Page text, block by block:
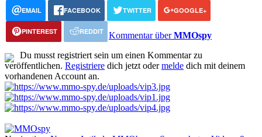
EMAIL FACEBOOK TWITTER GOOGLE+
PINTEREST REDDIT Kommentar überMMOspy
Du musst registriert sein um einen Kommentar zu
veröffentlichen. Registriere dich jetzt odermelde dich mit deinem
vorhandenen Account an.